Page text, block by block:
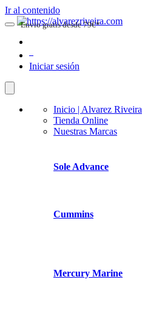
Ir al contenido
Iniciar sesión
Inicio | Alvarez Riveira
Tienda Online
Nuestras Marcas
Sole Advance
Cummins
Mercury Marine
Envio gratis desde 79€*